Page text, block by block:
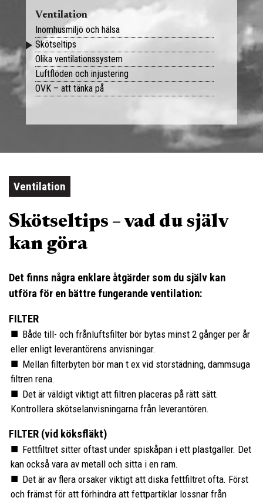
Ventilation
Inomhusmiljö och hälsa
Skötseltips
Olika ventilationssystem
Luftflöden och injustering
OVK – att tänka på
Ventilation
Skötseltips – vad du själv
kan göra
Det finns några enklare åtgärder som du själv kan
utföra för en bättre fungerande ventilation:
FILTER
Både till- och frånluftsfilter bör bytas minst 2 gånger per år
eller enligt leverantörens anvisningar.
Mellan filterbyten bör man t ex vid storstädning, dammsuga
filtren rena.
Det är väldigt viktigt att filtren placeras på rätt sätt.
Kontrollera skötselanvisningarna från leverantören.
FILTER (vid köksfläkt)
Fettfiltret sitter oftast under spiskåpan i ett plastgaller. Det
kan också vara av metall och sitta i en ram.
Det är av flera orsaker viktigt att diska fettfiltret ofta. Först
och främst för att förhindra att fettpartiklar lossnar från